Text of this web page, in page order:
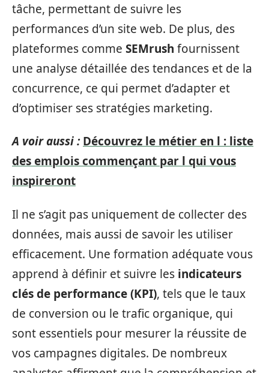
tâche, permettant de suivre les
performances d’un site web. De plus, des
plateformes comme SEMrush fournissent
une analyse détaillée des tendances et de la
concurrence, ce qui permet d’adapter et
d’optimiser ses stratégies marketing.
A voir aussi : Découvrez le métier en l : liste
des emplois commençant par l qui vous
inspireront
Il ne s’agit pas uniquement de collecter des
données, mais aussi de savoir les utiliser
efficacement. Une formation adéquate vous
apprend à définir et suivre les indicateurs
clés de performance (KPI), tels que le taux
de conversion ou le trafic organique, qui
sont essentiels pour mesurer la réussite de
vos campagnes digitales. De nombreux